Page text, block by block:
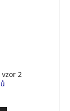
vzor 2